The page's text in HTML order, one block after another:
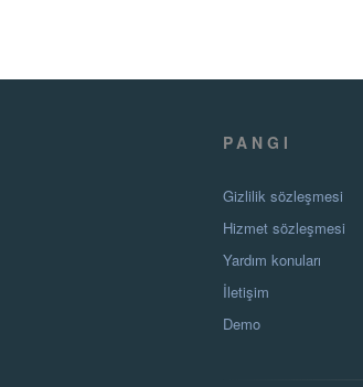
PANGI
Gizlilik sözleşmesi
Hizmet sözleşmesi
Yardım konuları
İletişim
Demo